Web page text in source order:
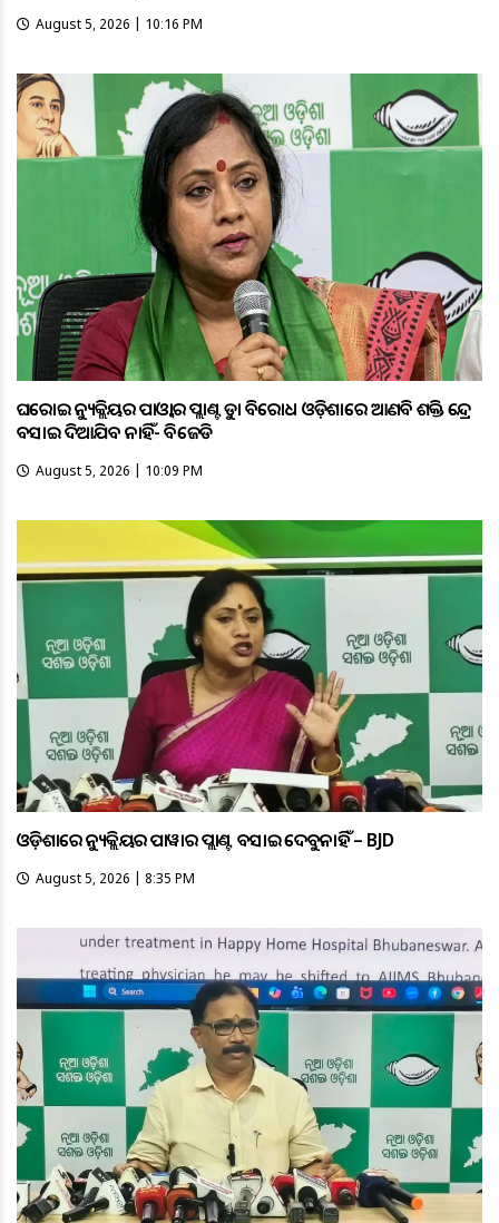
August 5, 2026 | 10:16 PM
ଘରୋଇ ନ୍ୟୁକ୍ଲିୟର ପାଓ୍ବାର ପ୍ଲାଣ୍ଟକୁ କଡ଼ା ବିରୋଧ ଓଡ଼ିଶାରେ ଆଣବିକ ଶକ୍ତି କେନ୍ଦ୍ର
ବସାଇ ଦିଆଯିବ ନାହିଁ- ବିଜେଡି
August 5, 2026 | 10:09 PM
ଓଡ଼ିଶାରେ ନ୍ୟୁକ୍ଲିୟର ପାୱାର ପ୍ଲାଣ୍ଟ ବସାଇ ଦେବୁନାହିଁ – BJD
August 5, 2026 | 8:35 PM